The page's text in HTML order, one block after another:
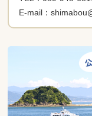
E-mail：